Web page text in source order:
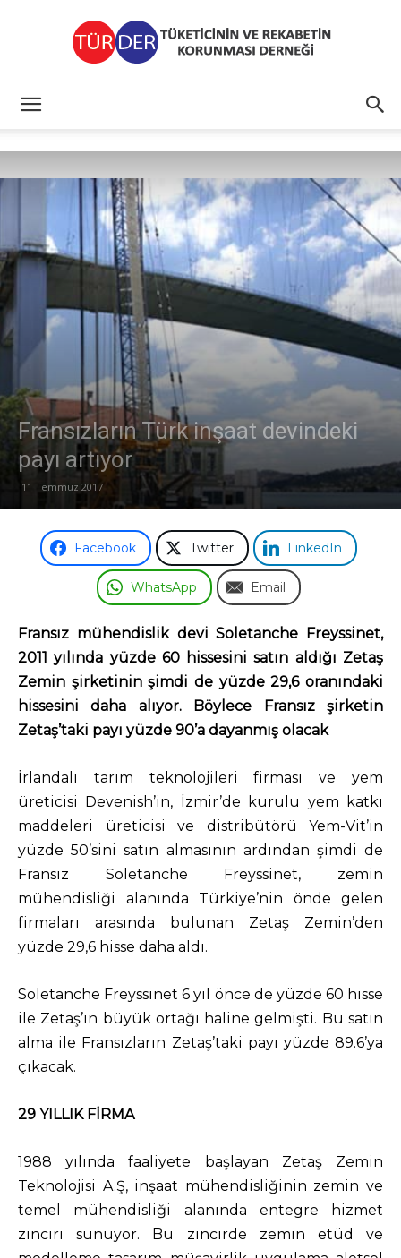
Fransızların Türk inşaat devindeki
payı artıyor
11 Temmuz 2017
Facebook Twitter LinkedIn
WhatsApp Email
Fransız mühendislik devi Soletanche Freyssinet,
2011 yılında yüzde 60 hissesini satın aldığı Zetaş
Zemin şirketinin şimdi de yüzde 29,6 oranındaki
hissesini daha alıyor. Böylece Fransız şirketin
Zetaş’taki payı yüzde 90’a dayanmış olacak
İrlandalı tarım teknolojileri firması ve yem
üreticisi Devenish’in, İzmir’de kurulu yem katkı
maddeleri üreticisi ve distribütörü Yem-Vit’in
yüzde 50’sini satın almasının ardından şimdi de
Fransız Soletanche Freyssinet, zemin
mühendisliği alanında Türkiye’nin önde gelen
firmaları arasında bulunan Zetaş Zemin’den
yüzde 29,6 hisse daha aldı.
Soletanche Freyssinet 6 yıl önce de yüzde 60 hisse
ile Zetaş’ın büyük ortağı haline gelmişti. Bu satın
alma ile Fransızların Zetaş’taki payı yüzde 89.6’ya
çıkacak.
29 YILLIK FİRMA
1988 yılında faaliyete başlayan Zetaş Zemin
Teknolojisi A.Ş, inşaat mühendisliğinin zemin ve
temel mühendisliği alanında entegre hizmet
zinciri sunuyor. Bu zincirde zemin etüd ve